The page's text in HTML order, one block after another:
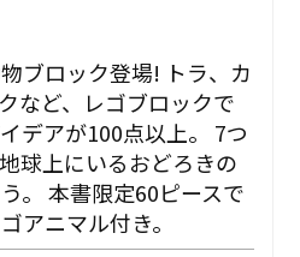
ブロック登場! トラ、カ
など、レゴブロックで
デアが100点以上。 7つ
球上にいるおどろきの
。 本書限定60ピースで
アニマル付き。